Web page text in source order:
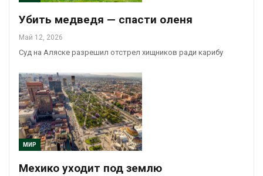
Убить медведя — спасти оленя
Май 12, 2026
Суд на Аляске разрешил отстрел хищников ради карибу
МИР
Мехико уходит под землю